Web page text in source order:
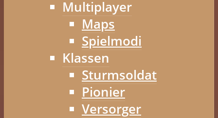
Multiplayer
Maps
Spielmodi
Klassen
Sturmsoldat
Pionier
Versorger